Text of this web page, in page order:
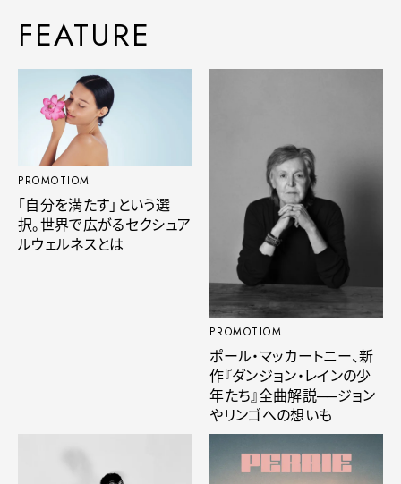
FEATURE
PROMOTIOM
「自分を満たす」という選
択。世界で広がるセクシュア
ルウェルネスとは
PROMOTIOM
ポール・マッカートニー、新
作『ダンジョン・レインの少
年たち』全曲解説──ジョン
やリンゴへの想いも